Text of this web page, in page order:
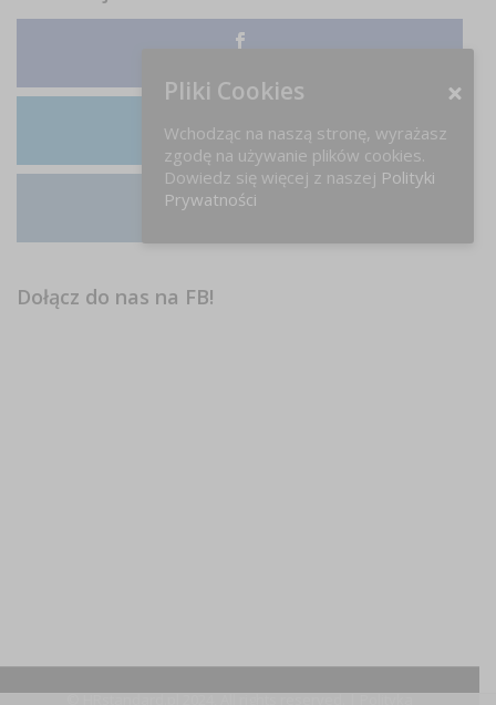
LinkedIn
Dołącz do nas na FB!
© HRstandard.pl 2024, All rights reserved. |Polityka
Pliki Cookies
Wchodząc na naszą stronę, wyrażasz
zgodę na używanie plików cookies.
Dowiedz się więcej z naszej Polityki
Prywatności